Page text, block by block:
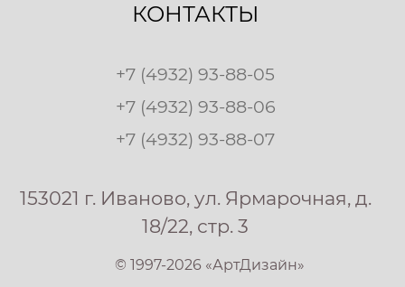
КОНТАКТЫ
+7 (4932) 93-88-05
+7 (4932) 93-88-06
+7 (4932) 93-88-07
153021 г. Иваново, ул. Ярмарочная, д.
18/22, стр. 3
© 1997-2026 «АртДизайн»